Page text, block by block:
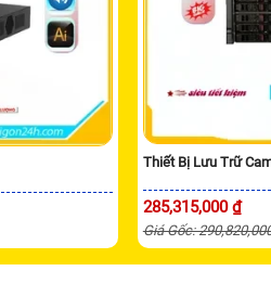
Thiết Bị Lưu Trữ
285,315,000 ₫
Giá Gốc: